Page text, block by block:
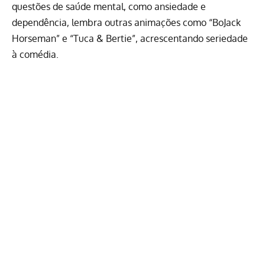
questões de saúde mental, como ansiedade e
dependência, lembra outras animações como “BoJack
Horseman” e “Tuca & Bertie”, acrescentando seriedade
à comédia.